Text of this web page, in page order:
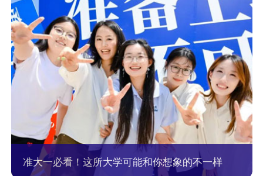
准大一必看！这所大学可能和你想象的不一样